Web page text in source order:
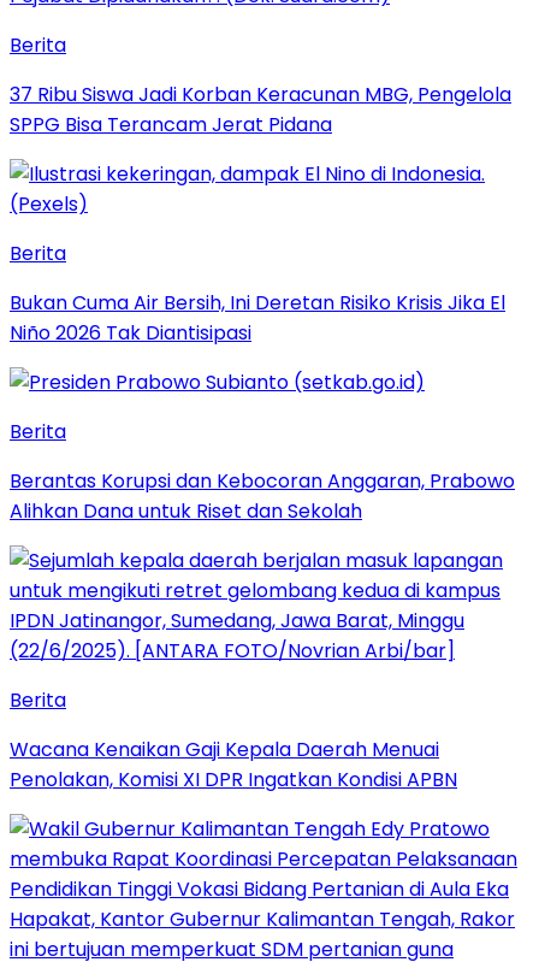
Berita
37 Ribu Siswa Jadi Korban Keracunan MBG, Pengelola
SPPG Bisa Terancam Jerat Pidana
Berita
Bukan Cuma Air Bersih, Ini Deretan Risiko Krisis Jika El
Niño 2026 Tak Diantisipasi
Berita
Berantas Korupsi dan Kebocoran Anggaran, Prabowo
Alihkan Dana untuk Riset dan Sekolah
Berita
Wacana Kenaikan Gaji Kepala Daerah Menuai
Penolakan, Komisi XI DPR Ingatkan Kondisi APBN